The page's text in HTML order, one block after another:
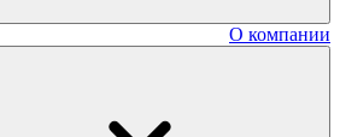
О компании